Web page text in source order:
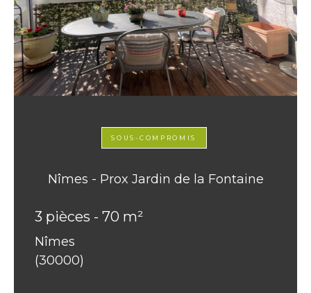
SOUS-COMPROMIS
Nîmes - Prox Jardin de la Fontaine
3 pièces - 70 m²
Nîmes
(30000)